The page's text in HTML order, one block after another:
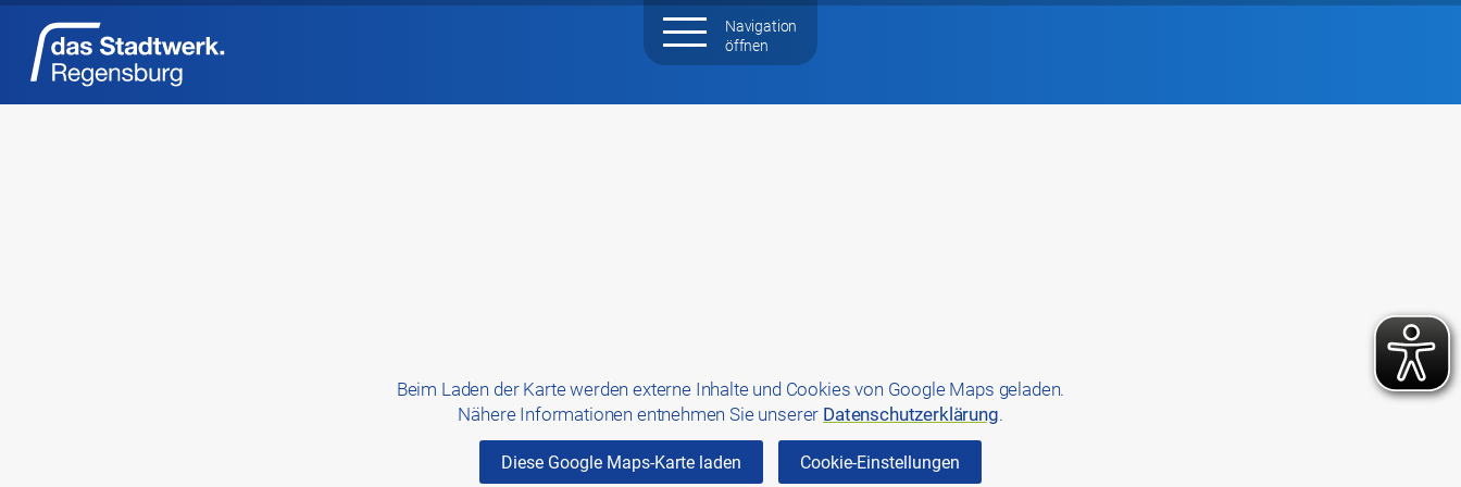
Beim Laden der Karte werden externe Inhalte und Cookies von Google Maps geladen.
Nähere Informationen entnehmen Sie unserer Datenschutzerklärung.
Diese Google Maps-Karte laden Cookie-Einstellungen